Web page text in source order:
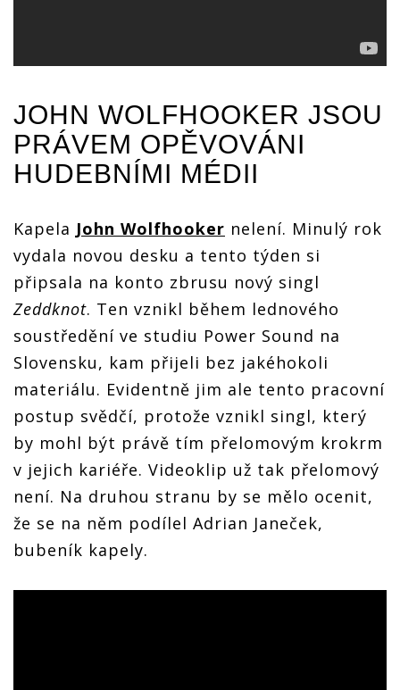
JOHN WOLFHOOKER JSOU
PRÁVEM OPĚVOVÁNI
HUDEBNÍMI MÉDII
Kapela John Wolfhooker nelení. Minulý rok
vydala novou desku a tento týden si
připsala na konto zbrusu nový singl
Zeddknot. Ten vznikl během lednového
soustředění ve studiu Power Sound na
Slovensku, kam přijeli bez jakéhokoli
materiálu. Evidentně jim ale tento pracovní
postup svědčí, protože vznikl singl, který
by mohl být právě tím přelomovým krokrm
v jejich kariéře. Videoklip už tak přelomový
není. Na druhou stranu by se mělo ocenit,
že se na něm podílel Adrian Janeček,
bubeník kapely.